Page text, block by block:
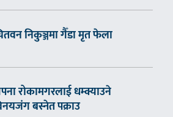
निकुञ्जमा गैँडा मृत फेला
रोकामगरलाई धम्क्याउने
बस्नेत पक्राउ